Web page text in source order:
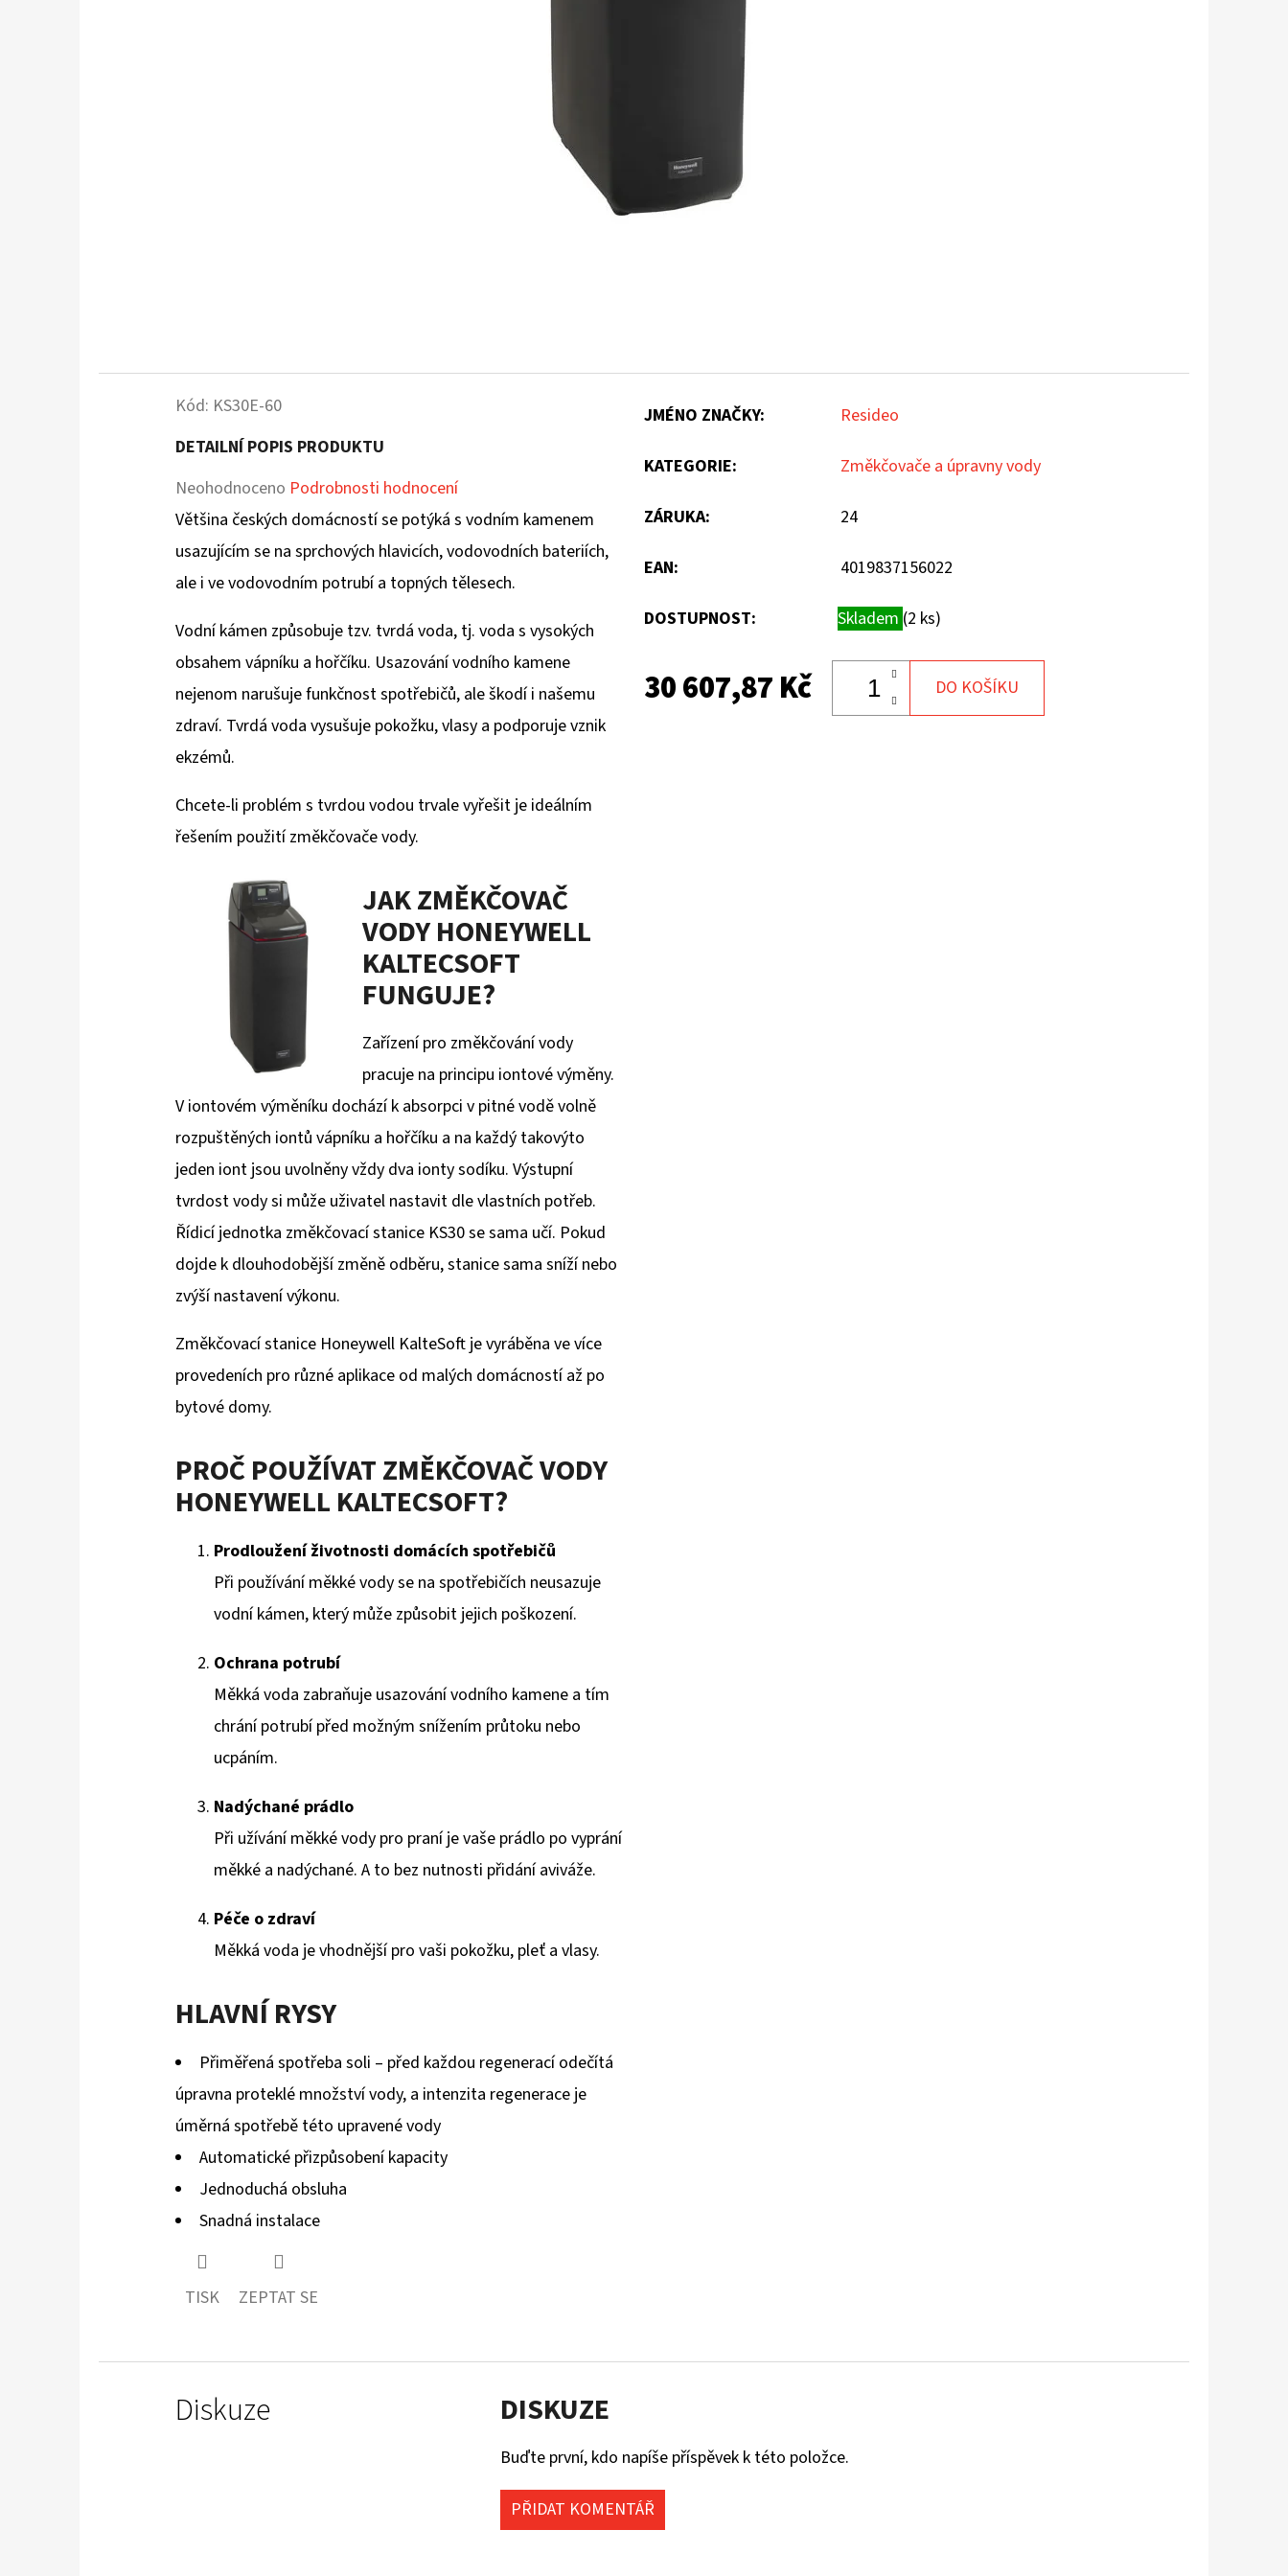
Kód: KS30E-60
DETAILNÍ POPIS PRODUKTU
Průměrné
hodnocení
produktu
je
hvězdiček.
Neohodnoceno Podrobnosti hodnocení
Většina českých domácností se potýká s vodním kamenem
usazujícím se na sprchových hlavicích, vodovodních bateriích,
ale i ve vodovodním potrubí a topných tělesech.
Vodní kámen způsobuje tzv. tvrdá voda, tj. voda s vysokých
obsahem vápníku a hořčíku. Usazování vodního kamene
nejenom narušuje funkčnost spotřebičů, ale škodí i našemu
zdraví. Tvrdá voda vysušuje pokožku, vlasy a podporuje vznik
ekzémů.
Chcete-li problém s tvrdou vodou trvale vyřešit je ideálním
řešením použití změkčovače vody.
JAK ZMĚKČOVAČ
VODY HONEYWELL
KALTECSOFT
FUNGUJE?
Zařízení pro změkčování vody
pracuje na principu iontové výměny.
V iontovém výměníku dochází k absorpci v pitné vodě volně
rozpuštěných iontů vápníku a hořčíku a na každý takovýto
jeden iont jsou uvolněny vždy dva ionty sodíku. Výstupní
tvrdost vody si může uživatel nastavit dle vlastních potřeb.
Řídicí jednotka změkčovací stanice KS30 se sama učí. Pokud
dojde k dlouhodobější změně odběru, stanice sama sníží nebo
zvýší nastavení výkonu.
Změkčovací stanice Honeywell KalteSoft je vyráběna ve více
provedeních pro různé aplikace od malých domácností až po
bytové domy.
PROČ POUŽÍVAT ZMĚKČOVAČ VODY
HONEYWELL KALTECSOFT?
Prodloužení životnosti domácích spotřebičů
Při používání měkké vody se na spotřebičích neusazuje
vodní kámen, který může způsobit jejich poškození.
Ochrana potrubí
Měkká voda zabraňuje usazování vodního kamene a tím
chrání potrubí před možným snížením průtoku nebo
ucpáním.
Nadýchané prádlo
Při užívání měkké vody pro praní je vaše prádlo po vyprání
měkké a nadýchané. A to bez nutnosti přidání aviváže.
Péče o zdraví
Měkká voda je vhodnější pro vaši pokožku, pleť a vlasy.
HLAVNÍ RYSY
Přiměřená spotřeba soli – před každou regenerací odečítá
úpravna proteklé množství vody, a intenzita regenerace je
úměrná spotřebě této upravené vody
Automatické přizpůsobení kapacity
Jednoduchá obsluha
Snadná instalace
TISK ZEPTAT SE
JMÉNO ZNAČKY: Resideo
KATEGORIE: Změkčovače a úpravny vody
ZÁRUKA: 24
EAN: 4019837156022
DOSTUPNOST: Skladem (2 ks)
30 607,87 Kč DO KOŠÍKU
Diskuze DISKUZE
Buďte první, kdo napíše příspěvek k této položce.
PŘIDAT KOMENTÁŘ